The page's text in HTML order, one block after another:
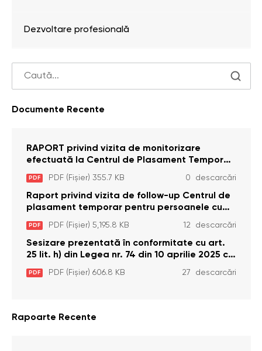
Dezvoltare profesională
Documente Recente
RAPORT privind vizita de monitorizare
efectuată la Centrul de Plasament Temporar
pentru Persoane cu Dizabilități (Adulte) din s.
Brînzeni, r. Edineț, din data de 25 mai 2026
PDF PDF (Fișier) 355.7 KB 0 descarcări
Raport privind vizita de follow-up Centrul de
plasament temporar pentru persoanele cu
dizabilități (adulte) Bădiceni, Soroca (11 iunie
2026)
PDF PDF (Fișier) 5,195.8 KB 12 descarcări
Sesizare prezentată în conformitate cu art.
25 lit. h) din Legea nr. 74 din 10 aprilie 2025 cu
privire la Curtea Constituțională şi art. 26 din
Legea cu privire la Avocatul Poporului
PDF PDF (Fișier) 606.8 KB 27 descarcări
Rapoarte Recente